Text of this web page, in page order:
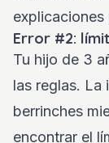
explicaciones
Error #2:
Tu hijo de 3
las reglas. La
berrinches
encontrar el